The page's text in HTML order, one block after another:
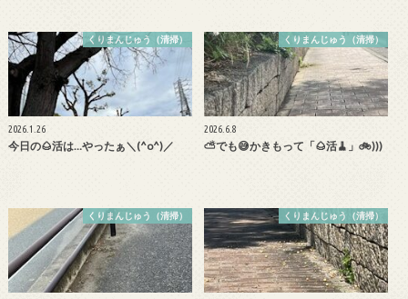
くりまんじゅう（清掃）
2026.1.26
今日の🌰活は…やったぁ＼(^o^)／
くりまんじゅう（清掃）
2026.6.8
⛅でも😅かきもって「🌰活🧹」🚲)))
くりまんじゅう（清掃） くりまんじゅう（清掃）